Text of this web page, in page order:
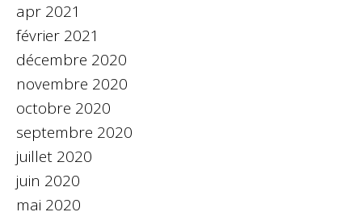
apr 2021
février 2021
décembre 2020
novembre 2020
octobre 2020
septembre 2020
juillet 2020
juin 2020
mai 2020